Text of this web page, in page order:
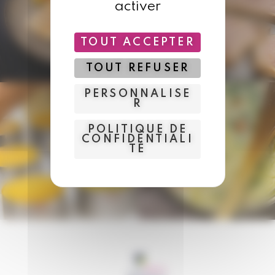
activer
TOUT ACCEPTER
TOUT REFUSER
PERSONNALISE
R
POLITIQUE DE
CONFIDENTIALI
TÉ